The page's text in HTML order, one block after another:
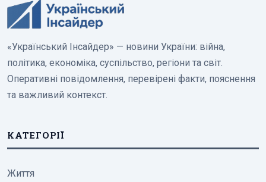
«Український Інсайдер» — новини України: війна,
політика, економіка, суспільство, регіони та світ.
Оперативні повідомлення, перевірені факти, пояснення
та важливий контекст.
КАТЕГОРІЇ
Життя